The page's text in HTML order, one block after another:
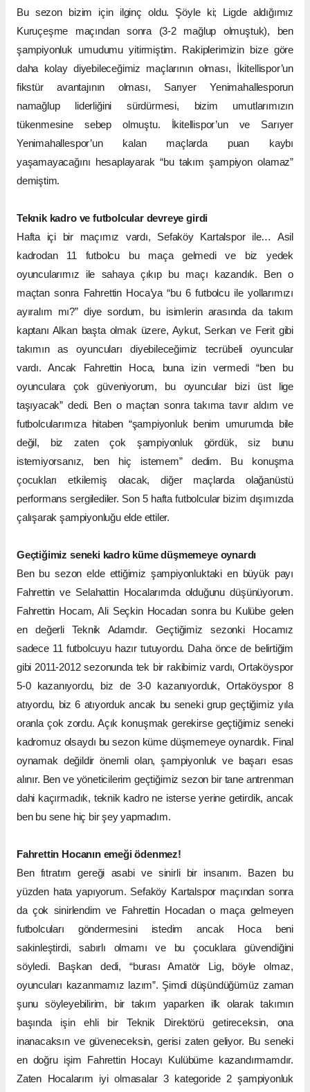
Bu sezon bizim için ilginç oldu. Şöyle ki; Ligde aldığımız
Kuruçeşme maçından sonra (3-2 mağlup olmuştuk), ben
şampiyonluk umudumu yitirmiştim. Rakiplerimizin bize göre
daha kolay diyebileceğimiz maçlarının olması, İkitellispor’un
fikstür avantajının olması, Sarıyer Yenimahallesporun
namağlup liderliğini sürdürmesi, bizim umutlarımızın
tükenmesine sebep olmuştu. İkitellispor’un ve Sarıyer
Yenimahallespor’un kalan maçlarda puan kaybı
yaşamayacağını hesaplayarak “bu takım şampiyon olamaz”
demiştim.
Teknik kadro ve futbolcular devreye girdi
Hafta içi bir maçımız vardı, Sefaköy Kartalspor ile… Asil
kadrodan 11 futbolcu bu maça gelmedi ve biz yedek
oyuncularımız ile sahaya çıkıp bu maçı kazandık. Ben o
maçtan sonra Fahrettin Hoca’ya “bu 6 futbolcu ile yollarımızı
ayıralım mı?” diye sordum, bu isimlerin arasında da takım
kaptanı Alkan başta olmak üzere, Aykut, Serkan ve Ferit gibi
takımın as oyuncuları diyebileceğimiz tecrübeli oyuncular
vardı. Ancak Fahrettin Hoca, buna izin vermedi “ben bu
oyunculara çok güveniyorum, bu oyuncular bizi üst lige
taşıyacak” dedi. Ben o maçtan sonra takıma tavır aldım ve
futbolcularımıza hitaben “şampiyonluk benim umurumda bile
değil, biz zaten çok şampiyonluk gördük, siz bunu
istemiyorsanız, ben hiç istemem” dedim. Bu konuşma
çocukları etkilemiş olacak, diğer maçlarda olağanüstü
performans sergilediler. Son 5 hafta futbolcular bizim dışımızda
çalışarak şampiyonluğu elde ettiler.
Geçtiğimiz seneki kadro küme düşmemeye oynardı
Ben bu sezon elde ettiğimiz şampiyonluktaki en büyük payı
Fahrettin ve Selahattin Hocalarımda olduğunu düşünüyorum.
Fahrettin Hocam, Ali Seçkin Hocadan sonra bu Kulübe gelen
en değerli Teknik Adamdır. Geçtiğimiz sezonki Hocamız
sadece 11 futbolcuyu hazır tutuyordu. Daha önce de belirtiğim
gibi 2011-2012 sezonunda tek bir rakibimiz vardı, Ortaköyspor
5-0 kazanıyordu, biz de 3-0 kazanıyorduk, Ortaköyspor 8
atıyordu, biz 6 atıyorduk ancak bu seneki grup geçtiğimiz yıla
oranla çok zordu. Açık konuşmak gerekirse geçtiğimiz seneki
kadromuz olsaydı bu sezon küme düşmemeye oynardık. Final
oynamak değildir önemli olan, şampiyonluk ve başarı esas
alınır. Ben ve yöneticilerim geçtiğimiz sezon bir tane antrenman
dahi kaçırmadık, teknik kadro ne isterse yerine getirdik, ancak
ben bu sene hiç bir şey yapmadım.
Fahrettin Hocanın emeği ödenmez!
Ben fıtratım gereği asabi ve sinirli bir insanım. Bazen bu
yüzden hata yapıyorum. Sefaköy Kartalspor maçından sonra
da çok sinirlendim ve Fahrettin Hocadan o maça gelmeyen
futbolcuları göndermesini istedim ancak Hoca beni
sakinleştirdi, sabırlı olmamı ve bu çocuklara güvendiğini
söyledi. Başkan dedi, “burası Amatör Lig, böyle olmaz,
oyuncuları kazanmamız lazım”. Şimdi düşündüğümüz zaman
şunu söyleyebilirim, bir takım yaparken ilk olarak takımın
başında işin ehli bir Teknik Direktörü getireceksin, ona
inanacaksın ve güveneceksin, gerisi zaten geliyor. Bu seneki
en doğru işim Fahrettin Hocayı Kulübüme kazandırmamdır.
Zaten Hocalarım iyi olmasalar 3 kategoride 2 şampiyonluk